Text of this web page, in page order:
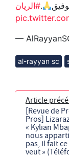
.#الريان
—
al-rayyan sc
Article
[Revue de
Pros]
« Kylian
nous
pas, il fait ce
veut »